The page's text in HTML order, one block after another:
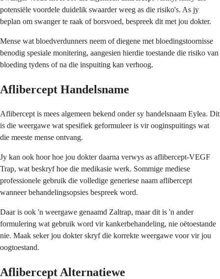
potensiële voordele duidelik swaarder weeg as die risiko's. As jy
beplan om swanger te raak of borsvoed, bespreek dit met jou dokter.
Mense wat bloedverdunners neem of diegene met bloedingstoornisse
benodig spesiale monitering, aangesien hierdie toestande die risiko van
bloeding tydens of na die inspuiting kan verhoog.
Aflibercept Handelsname
Aflibercept is mees algemeen bekend onder sy handelsnaam Eylea. Dit
is die weergawe wat spesifiek geformuleer is vir ooginspuitings wat
die meeste mense ontvang.
Jy kan ook hoor hoe jou dokter daarna verwys as aflibercept-VEGF
Trap, wat beskryf hoe die medikasie werk. Sommige mediese
professionele gebruik die volledige generiese naam aflibercept
wanneer behandelingsopsies bespreek word.
Daar is ook 'n weergawe genaamd Zaltrap, maar dit is 'n ander
formulering wat gebruik word vir kankerbehandeling, nie oëtoestande
nie. Maak seker jou dokter skryf die korrekte weergawe voor vir jou
oogtoestand.
Aflibercept Alternatiewe